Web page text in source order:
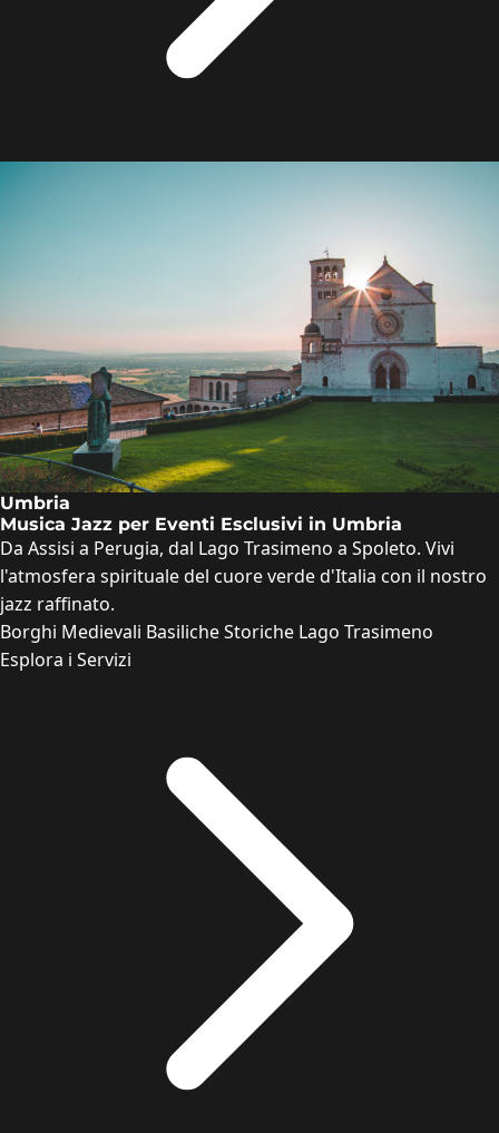
Umbria
Musica Jazz per Eventi Esclusivi in Umbria
Da Assisi a Perugia, dal Lago Trasimeno a Spoleto. Vivi
l'atmosfera spirituale del cuore verde d'Italia con il nostro
jazz raffinato.
Borghi Medievali Basiliche Storiche Lago Trasimeno
Esplora i Servizi